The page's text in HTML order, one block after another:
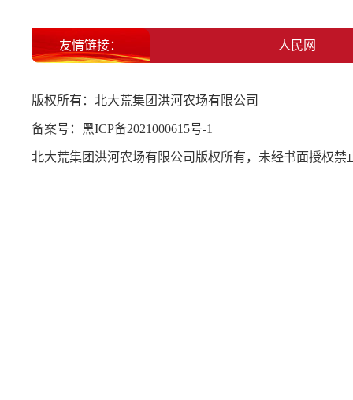
友情链接：北大荒集团 人民网
版权所有：北大荒集团洪河农场有限公司
备案号： 黑ICP备2021000615号-1
北大荒集团洪河农场有限公司版权所有，未经书面授权禁